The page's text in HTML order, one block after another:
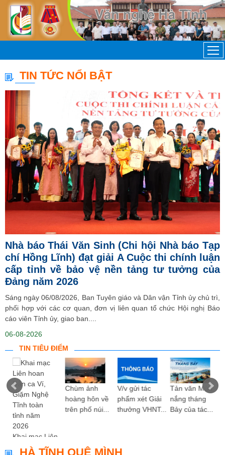
TIN TỨC NỔI BẬT
Nhà báo Thái Văn Sinh (Chi hội Nhà báo Tạp
chí Hồng Lĩnh) đạt giải A Cuộc thi chính luận
cấp tỉnh về bảo vệ nền tảng tư tưởng của
Đảng năm 2026
Sáng ngày 06/08/2026, Ban Tuyên giáo và Dân vận Tỉnh ủy chủ trì,
phối hợp với các cơ quan, đơn vị liên quan tổ chức Hội nghị Báo
cáo viên Tỉnh ủy, giao ban....
06-08-2026
TIN TIÊU ĐIỂM
Khai mạc Liên
hoan Dân ca
Chùm ảnh
hoàng hôn về
trên phố núi...
V/v gửi tác
phẩm xét Giải
thưởng VHNT...
Tản văn Mùa
nắng tháng
Bảy của tác...
HÀ TĨNH QUÊ MÌNH